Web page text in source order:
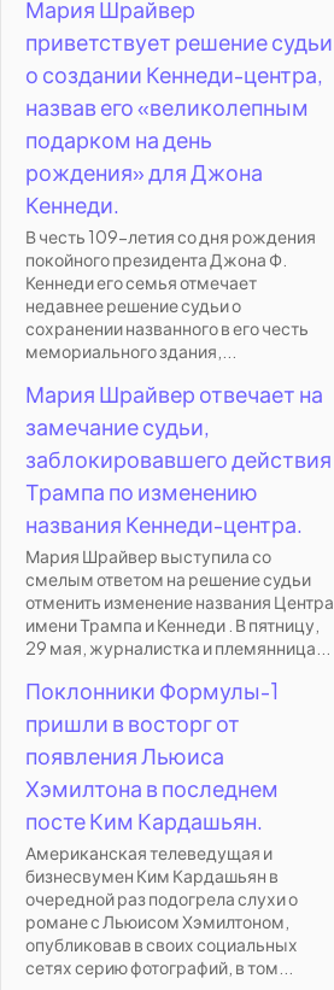
Мария Шрайвер
приветствует решение судьи
о создании Кеннеди-центра,
назвав его «великолепным
подарком на день
рождения» для Джона
Кеннеди.
В честь 109-летия со дня рождения
покойного президента Джона Ф.
Кеннеди его семья отмечает
недавнее решение судьи о
сохранении названного в его честь
мемориального здания,...
Мария Шрайвер отвечает на
замечание судьи,
заблокировавшего действия
Трампа по изменению
названия Кеннеди-центра.
Мария Шрайвер выступила со
смелым ответом на решение судьи
отменить изменение названия Центра
имени Трампа и Кеннеди . В пятницу,
29 мая, журналистка и племянница...
Поклонники Формулы-1
пришли в восторг от
появления Льюиса
Хэмилтона в последнем
посте Ким Кардашьян.
Американская телеведущая и
бизнесвумен Ким Кардашьян в
очередной раз подогрела слухи о
романе с Льюисом Хэмилтоном,
опубликовав в своих социальных
сетях серию фотографий, в том...